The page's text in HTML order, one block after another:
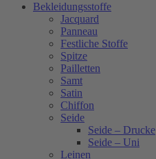
Bekleidungsstoffe
Jacquard
Panneau
Festliche Stoffe
Spitze
Pailletten
Samt
Satin
Chiffon
Seide
Seide – Drucke
Seide – Uni
Leinen